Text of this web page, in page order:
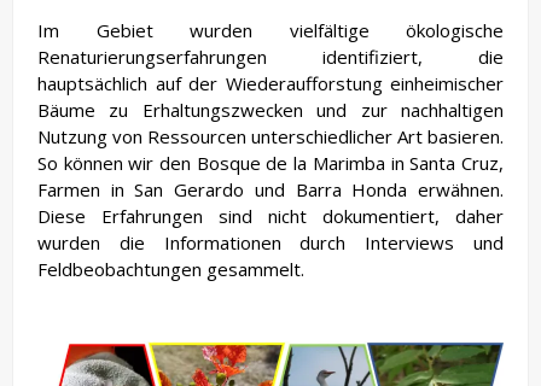
Im Gebiet wurden vielfältige ökologische
Renaturierungserfahrungen identifiziert, die
hauptsächlich auf der Wiederaufforstung einheimischer
Bäume zu Erhaltungszwecken und zur nachhaltigen
Nutzung von Ressourcen unterschiedlicher Art basieren.
So können wir den Bosque de la Marimba in Santa Cruz,
Farmen in San Gerardo und Barra Honda erwähnen.
Diese Erfahrungen sind nicht dokumentiert, daher
wurden die Informationen durch Interviews und
Feldbeobachtungen gesammelt.